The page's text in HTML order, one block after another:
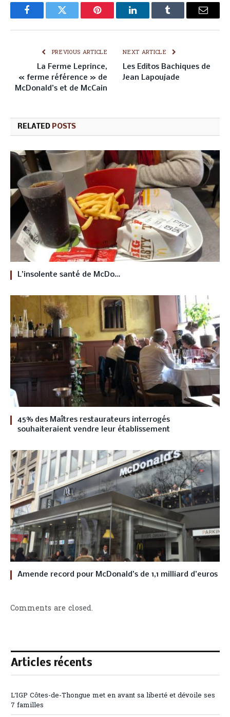
FacebookTwitter Pinterest LinkedInTumblr Email
PREVIOUS ARTICLE
La Ferme Leprince,
« ferme référence » de
McDonald’s et de McCain
NEXT ARTICLE
Les Editos Bachiques de
Jean Lapoujade
RELATED POSTS
L’insolente santé de McDo…
45% des Maîtres restaurateurs interrogés
souhaiteraient vendre leur établissement
Amende record pour McDonald’s de 1,1 milliard d’euros
Comments are closed.
Articles récents
L’IGP Côtes-de-Thongue met en avant sa liberté et dévoile ses
7 familles